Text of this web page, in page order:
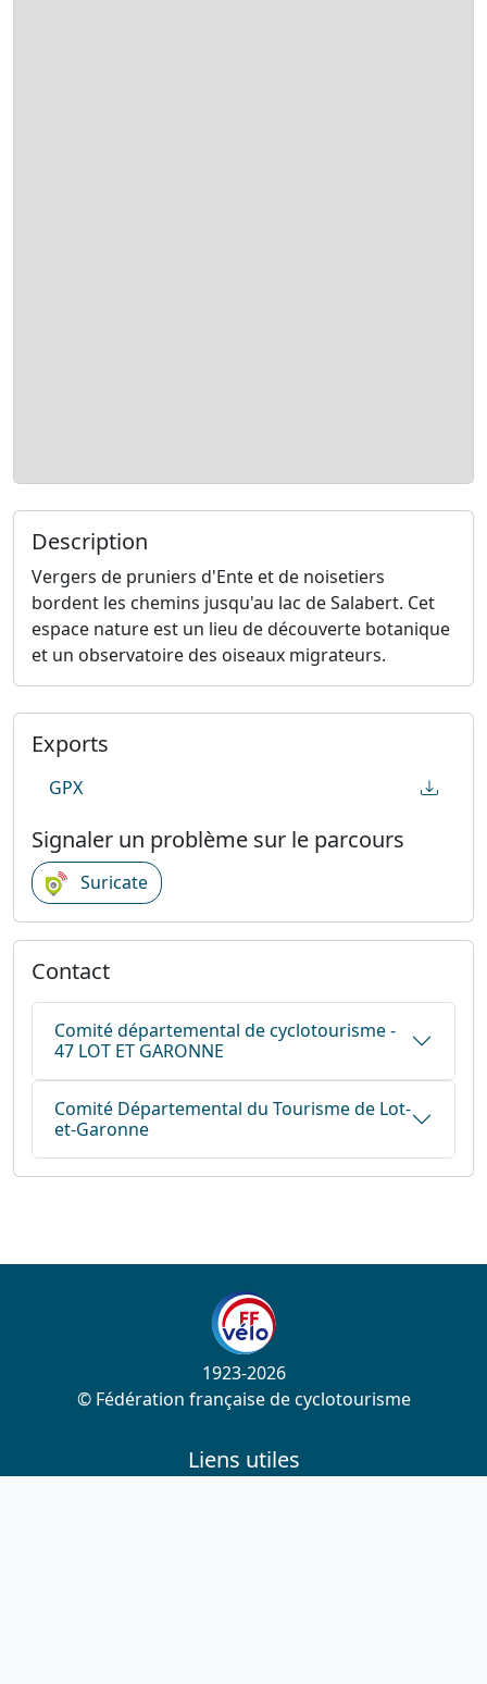
Description
Vergers de pruniers d'Ente et de noisetiers
bordent les chemins jusqu'au lac de Salabert. Cet
espace nature est un lieu de découverte botanique
et un observatoire des oiseaux migrateurs.
Exports
GPX
Signaler un problème sur le parcours
Suricate
Contact
Comité départemental de cyclotourisme -
47 LOT ET GARONNE
Comité Départemental du Tourisme de Lot-
et-Garonne
1923-2026
© Fédération française de cyclotourisme
Liens utiles